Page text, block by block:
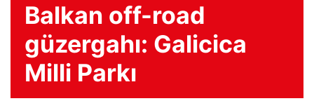
Balkan off-road
güzergahı: Galicica
Milli Parkı